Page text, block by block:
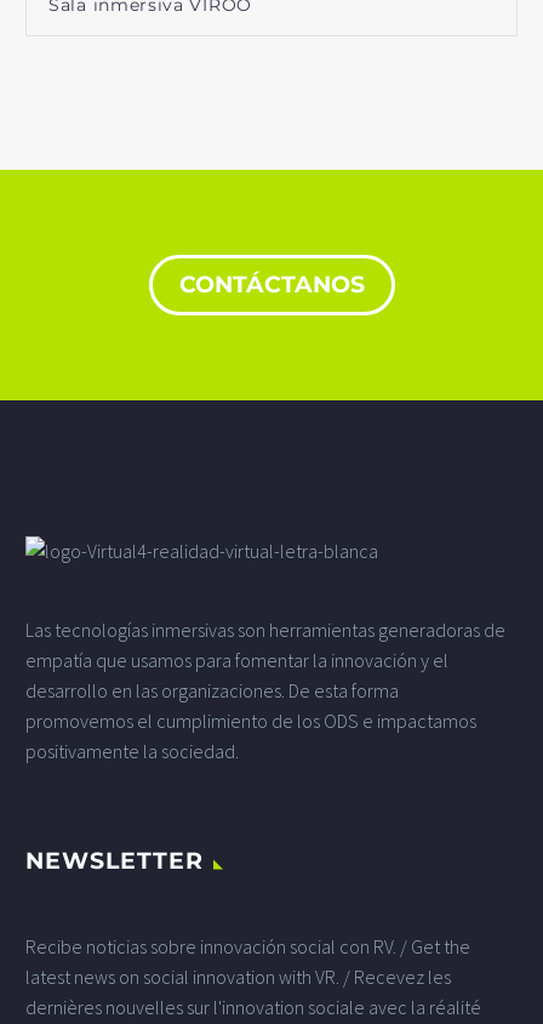
Sala inmersiva VIROO
CONTÁCTANOS
Las tecnologías inmersivas son herramientas generadoras de
empatía que usamos para fomentar la innovación y el
desarrollo en las organizaciones. De esta forma
promovemos el cumplimiento de los ODS e impactamos
positivamente la sociedad.
NEWSLETTER
Recibe noticias sobre innovación social con RV. / Get the
latest news on social innovation with VR. / Recevez les
dernières nouvelles sur l'innovation sociale avec la réalité